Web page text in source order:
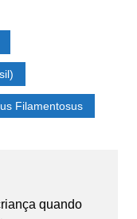
Filamentosus
quando